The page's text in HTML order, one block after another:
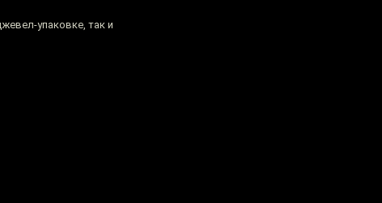
упаковке, так и